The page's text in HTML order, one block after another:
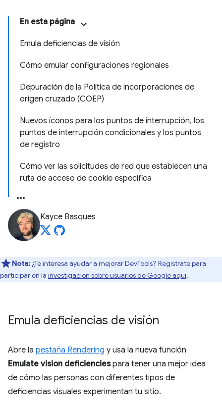
En esta página
Emula deficiencias de visión
Cómo emular configuraciones regionales
Depuración de la Política de incorporaciones de
origen cruzado (COEP)
Nuevos íconos para los puntos de interrupción, los
puntos de interrupción condicionales y los puntos
de registro
Cómo ver las solicitudes de red que establecen una
ruta de acceso de cookie específica
Kayce Basques
Nota: ¿Te interesa ayudar a mejorar DevTools? Regístrate para
participar en la investigación sobre usuarios de Google aquí.
Emula deficiencias de visión
Abre la pestaña Rendering y usa la nueva función
Emulate vision deficienciespara tener una mejor idea
de cómo las personas con diferentes tipos de
deficiencias visuales experimentan tu sitio.